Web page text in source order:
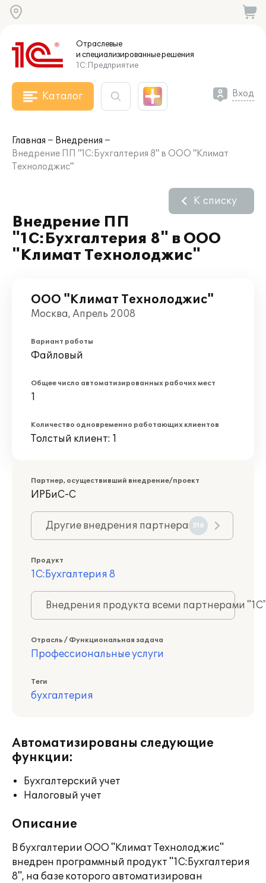
Отраслевые
и специализированныерешения
1С:Предприятие
Каталог Вход
Главная
Внедрения
Внедрение ПП "1С:Бухгалтерия 8" в ООО "Климат
Технолоджис"
Внедрение ПП
"1С:Бухгалтерия 8" в ООО
"Климат Технолоджис"
К списку
ООО "Климат Технолоджис"
Москва, Апрель 2008
Вариант работы
Файловый
Общее число автоматизированных рабочих мест
1
Количество одновременно работающих клиентов
Толстый клиент: 1
Партнер, осуществивший внедрение/проект
ИРБиС-С
Другие внедрения партнера 516
Продукт
1С:Бухгалтерия 8
Внедрения продукта всеми партнерами
Отрасль / Функциональная задача
Профессиональные услуги
Теги
бухгалтерия
Автоматизированы следующие
функции:
Бухгалтерский учет
Налоговый учет
Описание
В бухгалтерии ООО "Климат Технолоджис"
внедрен программный продукт "1С:Бухгалтерия
8", на базе которого автоматизирован